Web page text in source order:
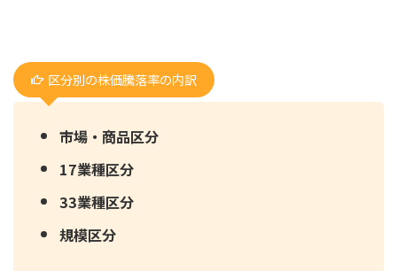
区分別の株価騰落率の内訳
市場・商品区分
17業種区分
33業種区分
規模区分